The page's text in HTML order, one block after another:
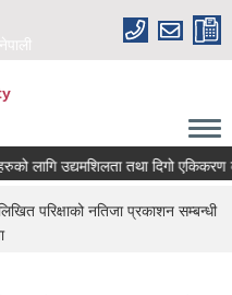
नेपाली
उद्यमशिलता तथा दिगो एकिकरण
परिक्षाको नतिजा प्रकाशन सम्बन्धी